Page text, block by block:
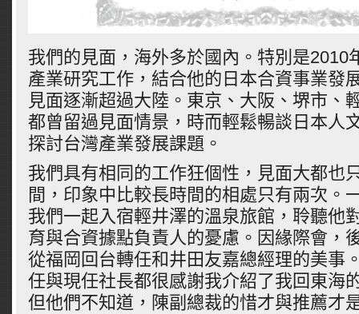
我們的見面，海外多於國內。特別是2010
產業研究工作，結合他的日本合資事業發
見面逐漸超過大陸。東京、大阪、堺市、
都曾留過見面情景，時而輕鬆暢談日本人
探討台灣產業發展課題。
我們具有相同的工作狂個性，見面大都也
間，印象中比較長時間的相處只有兩次。
我們一起入宿輕井澤的溫泉旅館，聆聽他
育與合資據點負責人的憂慮。因緣際會，
從福岡回台轉任和井田友嘉總經理的美事
任與現任社長都很感謝我介紹了我回東海
但他們不知道，陳副總裁的惜才與推薦才